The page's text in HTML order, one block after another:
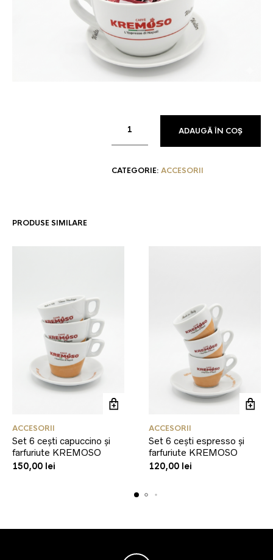
ADAUGĂ ÎN COȘ
CATEGORIE: ACCESORII
PRODUSE SIMILARE
ACCESORII
Set 6 cești capuccino și
farfuriute KREMOSO
150,00 lei
ACCESORII
Set 6 cești espresso și
farfuriute KREMOSO
120,00 lei